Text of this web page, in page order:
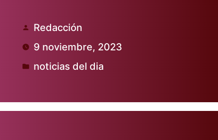
Publicado
por
Redacción
9 noviembre, 2023
Publicado
noticias del dia